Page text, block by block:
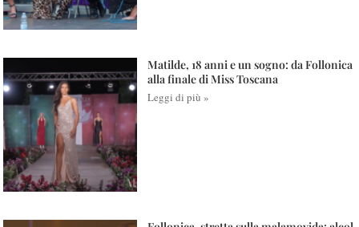
Matilde, 18 anni e un sogno: da Follonica
alla finale di Miss Toscana
Leggi di più »